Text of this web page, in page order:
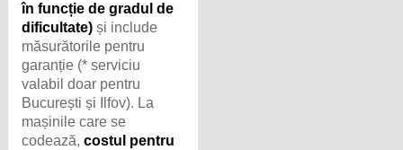
în funcție de gradul de
dificultate) și include
măsurătorile pentru
garanție (* serviciu
valabil doar pentru
București și Ilfov). La
mașinile care se
codează,costul pentru